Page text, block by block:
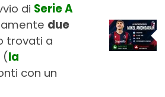
di Serie A
due
trovati a
(la
con un